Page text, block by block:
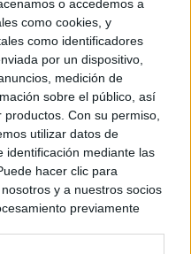
o accedemos a
como cookies, y
como identificadores
por un dispositivo,
medición de
sobre el público, así
Con su permiso,
utilizar datos de
identificación mediante las
hacer clic para
y a nuestros socios
previamente
personas se
algo"
y Cookies